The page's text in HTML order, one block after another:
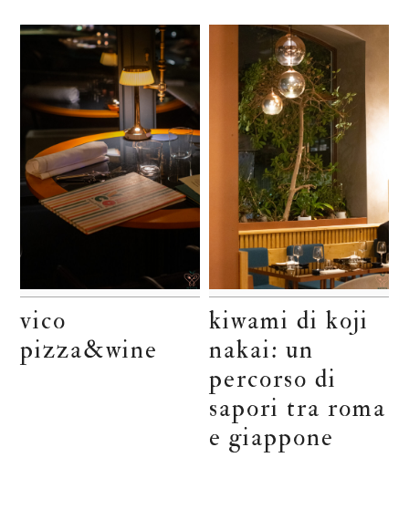
vico
pizza&wine
kiwami di koji
nakai: un
percorso di
sapori tra roma
e giappone